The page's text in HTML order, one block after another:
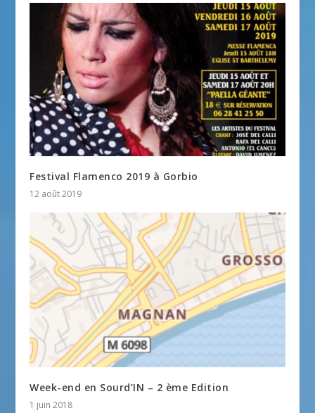
Festival Flamenco 2019 à Gorbio
12 août 2019
Week-end en Sourd’IN – 2 ème Edition
1 juin 2018